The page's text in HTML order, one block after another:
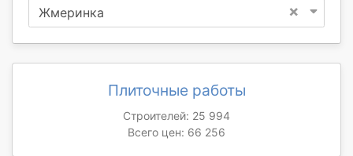
×
Жмеринка
Плиточные работы
Строителей: 25 994
Всего цен: 66 256